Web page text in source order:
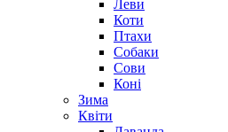
Леви
Коти
Птахи
Собаки
Сови
Коні
Зима
Квіти